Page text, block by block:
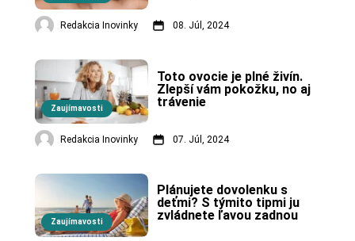
Redakcia Inovinky 08. Júl, 2024
Zaujímavosti
Toto ovocie je plné živín.
Zlepší vám pokožku, no aj
trávenie
Redakcia Inovinky 07. Júl, 2024
Zaujímavosti
Plánujete dovolenku s
deťmi? S týmito tipmi ju
zvládnete ľavou zadnou